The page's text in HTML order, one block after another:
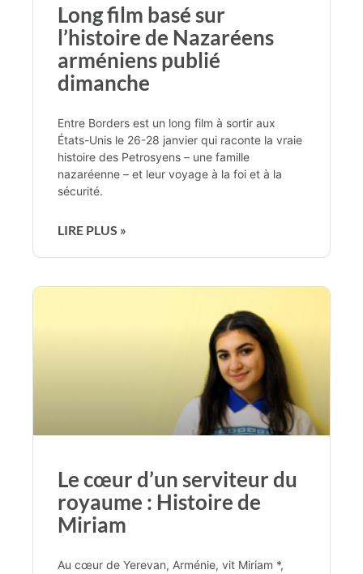
Long film basé sur
l’histoire de Nazaréens
arméniens publié
dimanche
Entre Borders est un long film à sortir aux
États-Unis le 26-28 janvier qui raconte la vraie
histoire des Petrosyens – une famille
nazaréenne – et leur voyage à la foi et à la
sécurité.
LIRE PLUS »
Le cœur d’un serviteur du
royaume : Histoire de
Miriam
Au cœur de Yerevan, Arménie, vit Miriam *,